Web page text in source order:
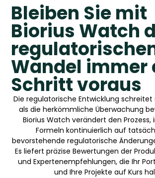
Bleiben Sie mit
Biorius Watch
Wandel immer
Schritt voraus
Die regulatorische Entwicklung schreitet
als die herkömmliche Überwachung
Biorius Watch verändert den Prozess,
Formeln kontinuierlich auf
bevorstehende regulatorische
Es liefert präzise Bewertungen der
und Expertenempfehlungen, die Ihr
und Ihre Projekte auf Kurs